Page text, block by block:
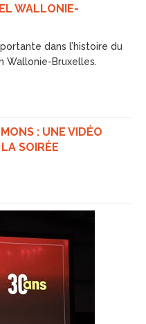
WALLONIE-
dans l’histoire du
Wallonie-Bruxelles.
: UNE VIDÉO
SOIRÉE